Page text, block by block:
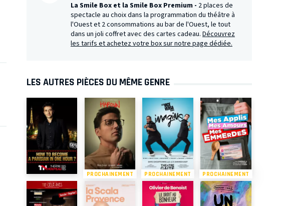
La Smile Box et la Smile Box Premium - 2 places de
spectacle au choix dans la programmation du théâtre à
l'Ouest et 2 consommations au bar de l'Ouest, le tout
dans un joli coffret avec des cartes cadeau. Découvrez
les tarifs et achetez votre box sur notre page dédiée.
LES AUTRES PIÈCES DU MÊME GENRE
PROCHAINEMENT PROCHAINEMENT PROCHAINEMENT